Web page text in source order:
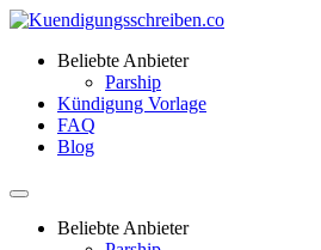
Beliebte Anbieter
Parship
Kündigung Vorlage
FAQ
Blog
Beliebte Anbieter